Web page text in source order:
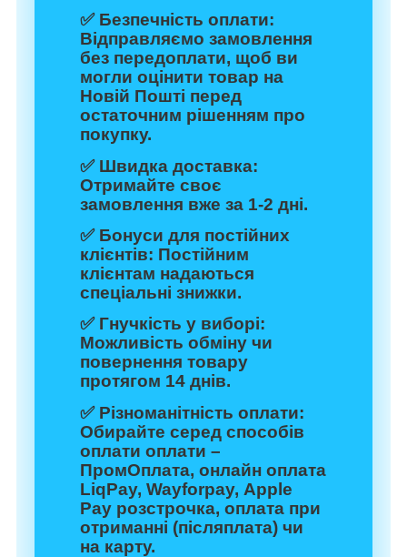
✅ Безпечність оплати:
Відправляємо замовлення
без передоплати, щоб ви
могли оцінити товар на
Новій Пошті перед
остаточним рішенням про
покупку.
✅ Швидка доставка:
Отримайте своє
замовлення вже за 1-2 дні.
✅ Бонуси для постійних
клієнтів: Постійним
клієнтам надаються
спеціальні знижки.
✅ Гнучкість у виборі:
Можливість обміну чи
повернення товару
протягом 14 днів.
✅ Різноманітність оплати:
Обирайте серед способів
оплати оплати –
ПромОплата, онлайн оплата
LiqPay, Wayforpay, Apple
Pay розстрочка, оплата при
отриманні (післяплата) чи
на карту.